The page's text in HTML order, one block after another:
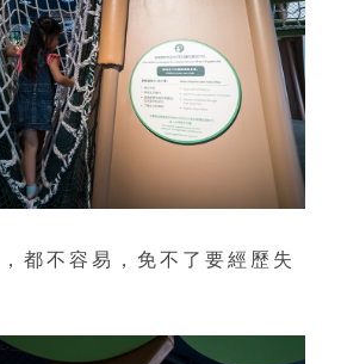
都不容易，免不了要經歷失